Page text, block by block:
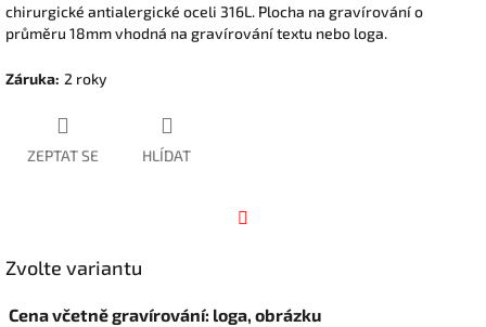
chirurgické antialergické oceli 316L. Plocha na gravírování o
průměru 18mm vhodná na gravírování textu nebo loga.
Záruka: 2 roky
ZEPTAT SE HLÍDAT
Zvolte variantu
Cena včetně gravírování: loga, obrázku